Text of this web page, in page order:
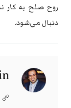
روح صلح به کار
دنبال می‌شود.